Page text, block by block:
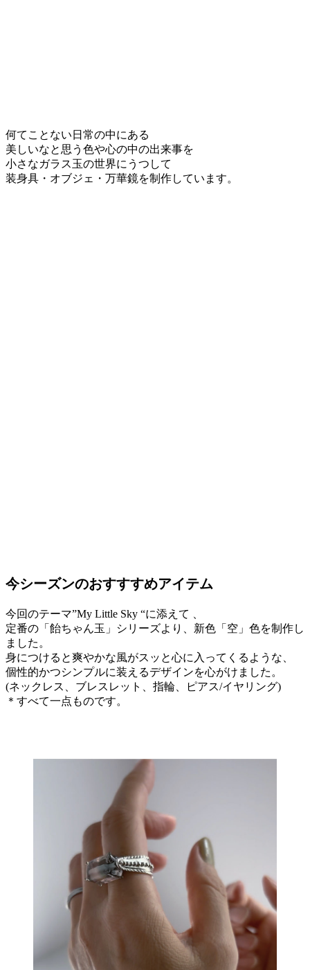
何てことない日常の中にある
美しいなと思う色や心の中の出来事を
小さなガラス玉の世界にうつして
装身具・オブジェ・万華鏡を制作しています。
今シーズンのおすすすめアイテム
今回のテーマ”My Little Sky “に添えて 、
定番の「飴ちゃん玉」シリーズより、新色「空」色を制作し
ました。
身につけると爽やかな風がスッと心に入ってくるような、
個性的かつシンプルに装えるデザインを心がけました。
(ネックレス、ブレスレット、指輪、ピアス/イヤリング)
＊すべて一点ものです。